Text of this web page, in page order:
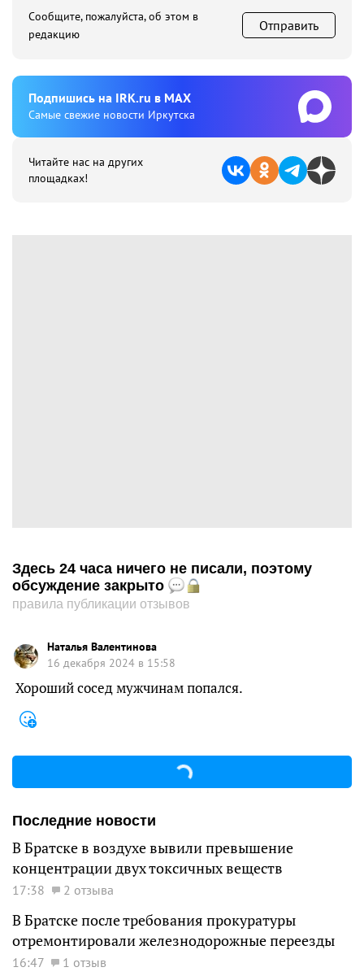
Сообщите, пожалуйста, об этом в
редакцию
Отправить
Подпишиcь на IRK.ru в MAX
Cамые свежие новости Иркутска
Читайте нас на других
площадках!
Здесь 24 часа ничего не писали, поэтому
обсуждение закрыто
правила публикации отзывов
Наталья Валентинова
16 декабря 2024 в 15:58
Хороший сосед мужчинам попался.
Последние новости
В Братске в воздухе вывили превышение
концентрации двух токсичных веществ
17:38 2 отзыва
В Братске после требования прокуратуры
отремонтировали железнодорожные переезды
16:47 1 отзыв